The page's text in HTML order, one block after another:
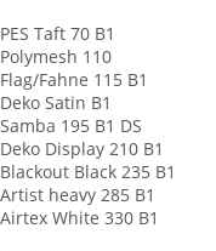
PES Taft 70 B1
Polymesh 110
Flag/Fahne 115 B1
Deko Satin B1
Samba 195 B1 DS
Deko Display 210 B1
Blackout Black 235 B1
Artist heavy 285 B1
Airtex White 330 B1